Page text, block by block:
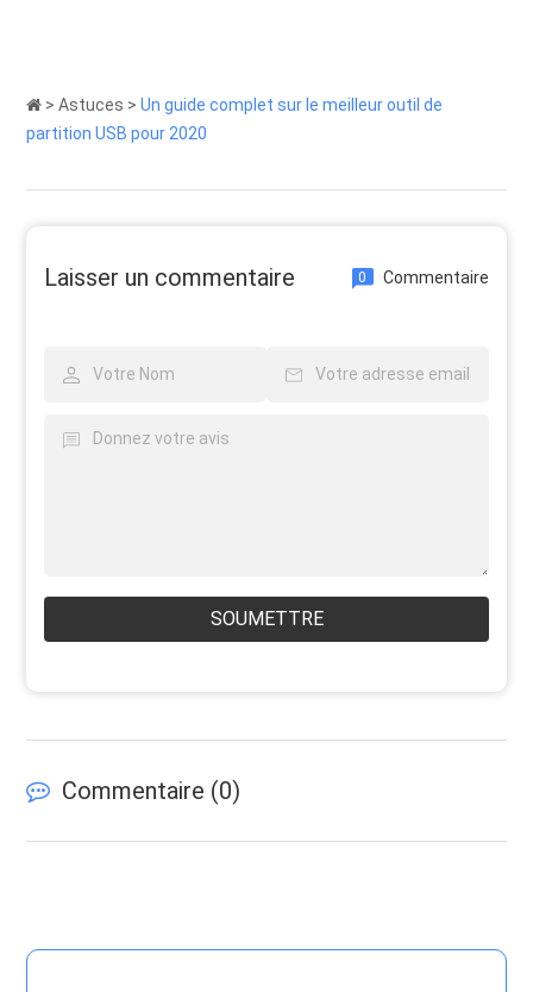
>Astuces >Un guide complet sur le meilleur outil de
partition USB pour 2020
Laisser un commentaire 0 Commentaire
SOUMETTRE
Commentaire (0)